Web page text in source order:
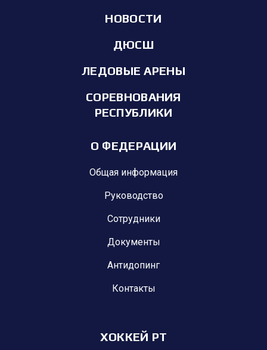
НОВОСТИ
ДЮСШ
ЛЕДОВЫЕ АРЕНЫ
СОРЕВНОВАНИЯ
РЕСПУБЛИКИ
О ФЕДЕРАЦИИ
Общая информация
Руководство
Сотрудники
Документы
Антидопинг
Контакты
ХОККЕЙ РТ